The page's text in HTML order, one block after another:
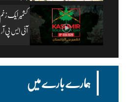
آئی ایس پی آر
ہمارے بارے میں